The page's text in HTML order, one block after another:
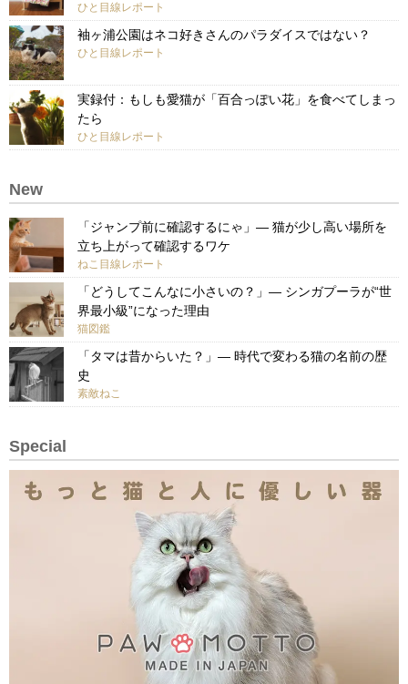
ひと目線レポート
袖ヶ浦公園はネコ好きさんのパラダイスではない？
ひと目線レポート
実録付：もしも愛猫が「百合っぽい花」を食べてしまっ
たら
ひと目線レポート
New
「ジャンプ前に確認するにゃ」— 猫が少し高い場所を
立ち上がって確認するワケ
ねこ目線レポート
「どうしてこんなに小さいの？」— シンガプーラが“世
界最小級”になった理由
猫図鑑
「タマは昔からいた？」— 時代で変わる猫の名前の歴
史
素敵ねこ
Special